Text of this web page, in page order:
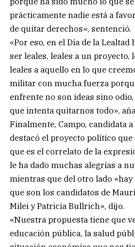
prácticamente nadie está a
de quitar derechos», sentenció.
«Por eso, en el Día de la Lealtad
ser leales, leales a un proyecto,
leales a aquello en lo que
militar con mucha fuerza
enfrente no son ideas sino
que intenta quitarnos todo»,
Finalmente, Campo, candidata
destacó el proyecto político que
que es el correlato de la
le ha dado muchas alegrías a
mientras que del otro lado «hay
que son los candidatos de
Milei y Patricia Bullrich», dijo.
«Nuestra propuesta tiene que
educación pública, la salud